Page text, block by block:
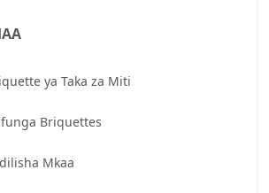
ya Taka za Miti
Briquettes
Mkaa